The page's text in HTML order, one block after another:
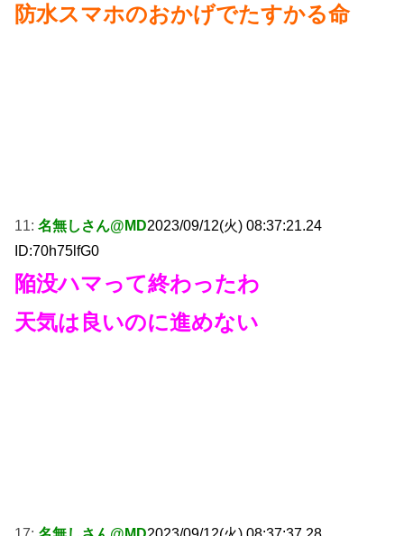
防水スマホのおかげでたすかる命
11: 名無しさん@MD2023/09/12(火) 08:37:21.24
ID:70h75lfG0
陥没ハマって終わったわ
天気は良いのに進めない